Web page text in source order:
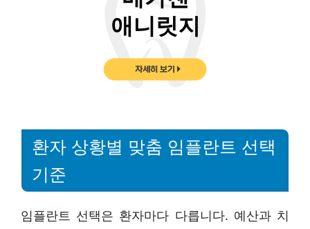
환자 상황별 맞춤 임플란트 선택
기준
임플란트 선택은 환자마다 다릅니다. 예산과 치